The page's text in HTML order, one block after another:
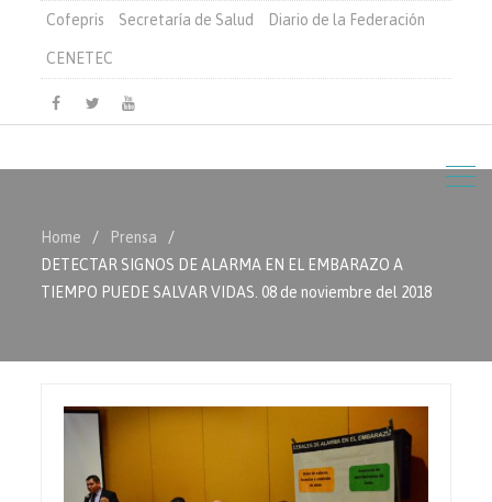
Cofepris Secretaría de Salud Diario de la Federación
CENETEC
Facebook
TwitterYoutube
Home
Prensa
DETECTAR SIGNOS DE ALARMA EN EL EMBARAZO A
TIEMPO PUEDE SALVAR VIDAS. 08 de noviembre del 2018